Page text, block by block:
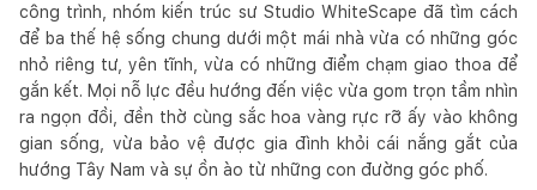
công trình, nhóm kiến trúc sư Studio WhiteScape đã tìm cách
để ba thế hệ sống chung dưới một mái nhà vừa có những góc
nhỏ riêng tư, yên tĩnh, vừa có những điểm chạm giao thoa để
gắn kết. Mọi nỗ lực đều hướng đến việc vừa gom trọn tầm nhìn
ra ngọn đồi, đền thờ cùng sắc hoa vàng rực rỡ ấy vào không
gian sống, vừa bảo vệ được gia đình khỏi cái nắng gắt của
hướng Tây Nam và sự ồn ào từ những con đường góc phố.